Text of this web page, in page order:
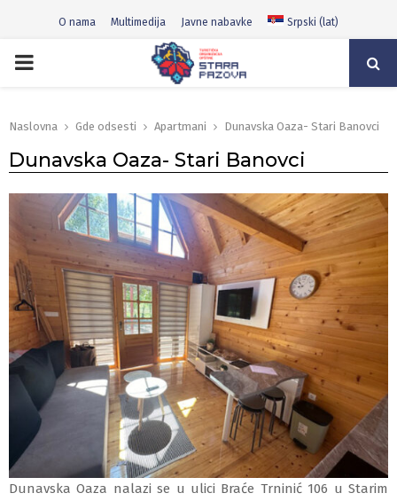
O nama Multimedija Javne nabavke Srpski (lat)
PRIMARY
Naslovna Gde odsesti Apartmani Dunavska Oaza- Stari Banovci
Dunavska Oaza- Stari Banovci
Dunavska Oaza nalazi se u ulici Braće Trninić 106 u Starim